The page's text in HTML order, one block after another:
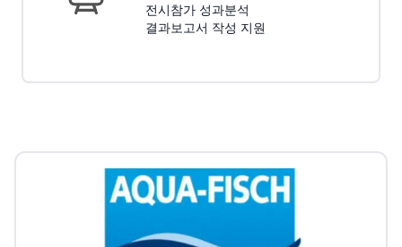
전시참가 성과분석
결과보고서 작성 지원